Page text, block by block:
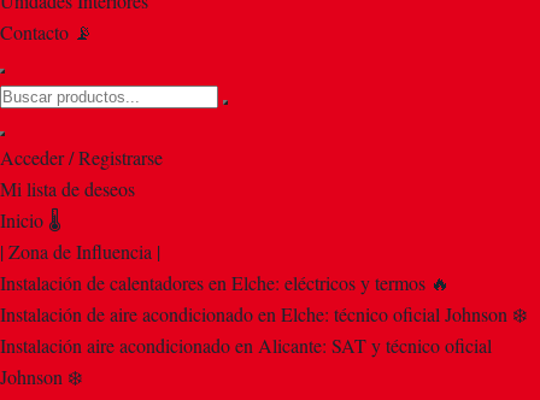
Contacto 📡
Acceder / Registrarse
Mi lista de deseos
Inicio 🌡️
| Zona de Influencia |
Instalación de calentadores en Elche: eléctricos y termos 🔥
Instalación de aire acondicionado en Elche: técnico oficial Johnson ❄️
Instalación aire acondicionado en Alicante: SAT y técnico oficial
Johnson ❄️